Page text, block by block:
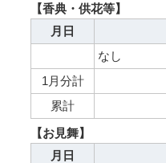
【香典・供花等】
月日
なし
1月分計
累計
【お見舞】
月日